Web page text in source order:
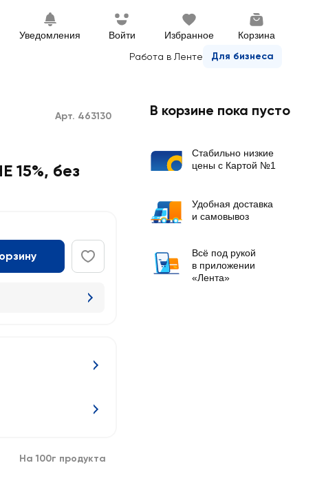
Уведомления Войти Избранное Корзина
Работа в Ленте Для бизнеса
Арт. 463130
без
На 100г продукта
В корзине пока пусто
Стабильно низкие
цены с Картой №1
Удобная доставка
и самовывоз
Всё под рукой
в приложении
«Лента»